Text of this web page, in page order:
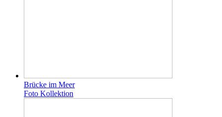
Brücke im Meer
Foto Kollektion